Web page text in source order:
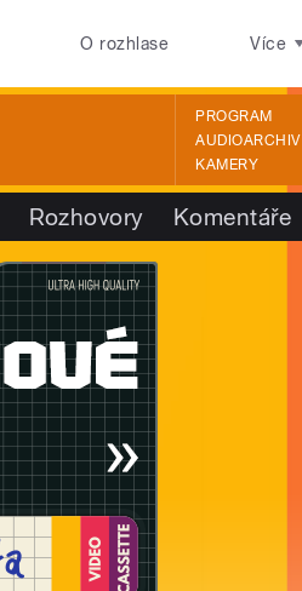
O rozhlase Více
PROGRAM
AUDIOARCHIV
KAMERY
Rozhovory Komentáře